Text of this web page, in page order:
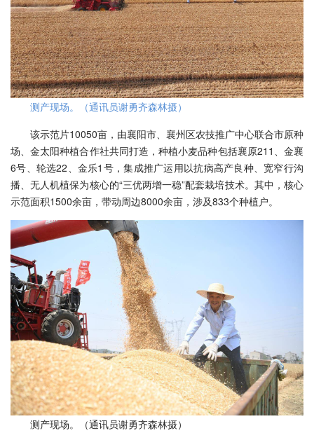
测产现场。（通讯员谢勇齐森林摄）
该示范片10050亩，由襄阳市、襄州区农技推广中心联合市原种
场、金太阳种植合作社共同打造，种植小麦品种包括襄原211、金襄
6号、轮选22、金乐1号，集成推广运用以抗病高产良种、宽窄行沟
播、无人机植保为核心的“三优两增一稳”配套栽培技术。其中，核心
示范面积1500余亩，带动周边8000余亩，涉及833个种植户。
测产现场。（通讯员谢勇齐森林摄）